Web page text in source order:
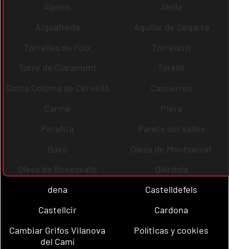
Alpens
Alella
Aiguafreda
Aguilar de Segarra
Torrelles de Foix
Torrelavit
Torre de Claramunt
Torelló
Santa Coloma de Cervelló
Casserres
Carme
Piera
Perafita
Parets del Vallès
Gavà
Olesa de Montserrat
Olesa de Bonesvalls
Olèrdola
dena
Castelldefels
Castellcir
Cardona
Cambiar Grifos Vilanova
del Camí
Políticas y cookies